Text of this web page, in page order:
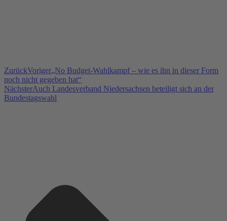
ZurückVoriger„No Budget-Wahlkampf – wie es ihn in dieser Form
noch nicht gegeben hat“
NächsterAuch Landesverband Niedersachsen beteiligt sich an der
Bundestagswahl